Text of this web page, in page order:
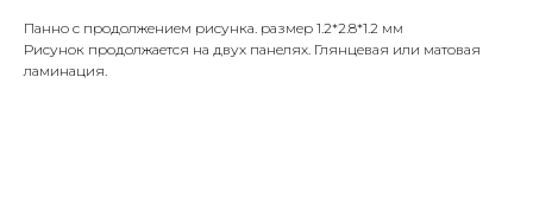
Панно с продолжением рисунка. размер 1.2*2.8*1.2 мм
Рисунок продолжается на двух панелях. Глянцевая или матовая
ламинация.